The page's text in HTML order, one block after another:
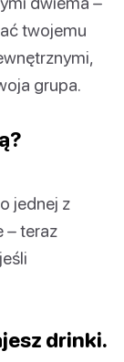
twojemu
grupa.
jednej z
– teraz
drinki.